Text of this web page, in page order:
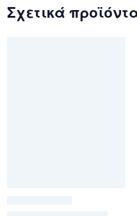
Σχετικά